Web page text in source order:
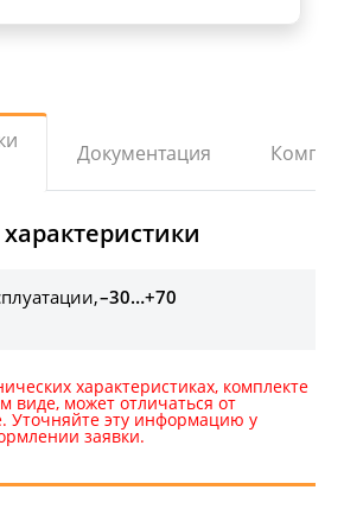
Документация
–30…+70
характеристиках, комплекте
виде, может отличаться от
Уточняйте эту информацию у
заявки.